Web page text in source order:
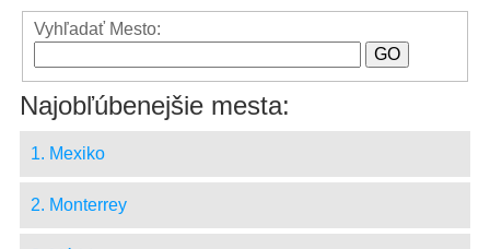
Vyhľadať Mesto:
Najobľúbenejšie mesta:
1. Mexiko
2. Monterrey